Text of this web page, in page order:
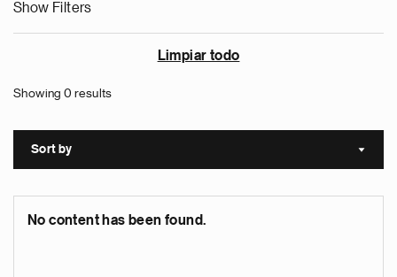
Show Filters
Limpiar todo
Showing 0 results
Sort by Sort
No content has been found.